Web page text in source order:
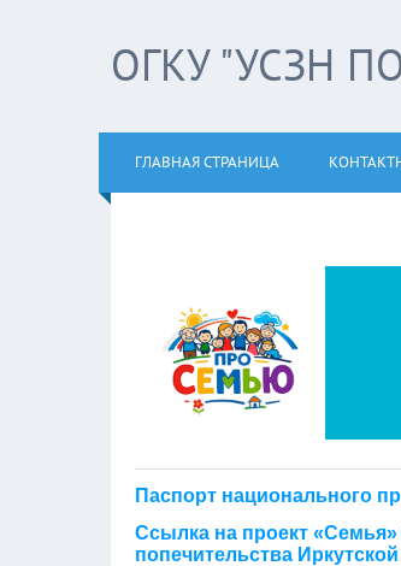
ОГКУ "УСЗН
ГЛАВНАЯ СТРАНИЦА
Паспорт национального
Ссылка на проект
попечительства